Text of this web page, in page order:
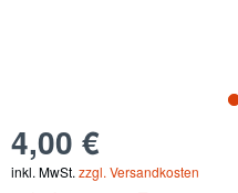
4,00 €
inkl. MwSt. zzgl. Versandkosten